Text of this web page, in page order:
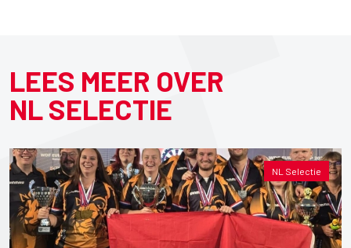
LEES MEER OVER
NL SELECTIE
NL Selectie